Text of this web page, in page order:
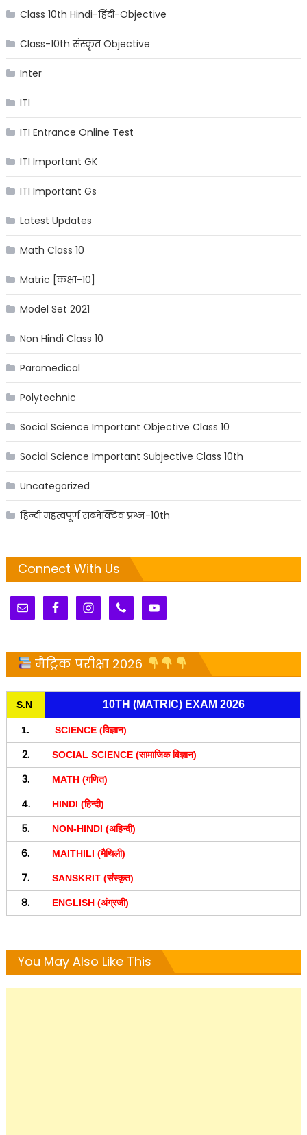
Class 10th Hindi-हिंदी-Objective
Class-10th संस्कृत Objective
Inter
ITI
ITI Entrance Online Test
ITI Important GK
ITI Important Gs
Latest Updates
Math Class 10
Matric [कक्षा-10]
Model Set 2021
Non Hindi Class 10
Paramedical
Polytechnic
Social Science Important Objective Class 10
Social Science Important Subjective Class 10th
Uncategorized
हिन्दी महत्वपूर्ण सब्जेक्टिव प्रश्न-10th
Connect With Us
मैट्रिक परीक्षा 2026
S.N 10TH (MATRIC) EXAM 2026
1. SCIENCE (विज्ञान)
2. SOCIAL SCIENCE (सामाजिक विज्ञान)
3. MATH (गणित)
4. HINDI (हिन्दी)
5. NON-HINDI (अहिन्दी)
6. MAITHILI (मैथिली)
7. SANSKRIT (संस्कृत)
8. ENGLISH (अंग्रजी)
You May Also Like This